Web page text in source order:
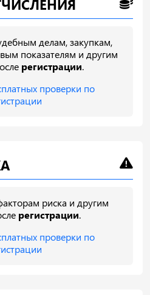
делам, закупкам,
показателям и другим
регистрации.
проверки по
риска и другим
регистрации.
проверки по